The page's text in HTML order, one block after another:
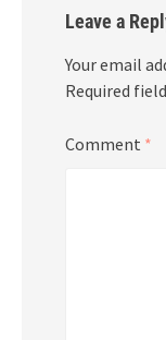
Leave a
Your email
Required
Comment *